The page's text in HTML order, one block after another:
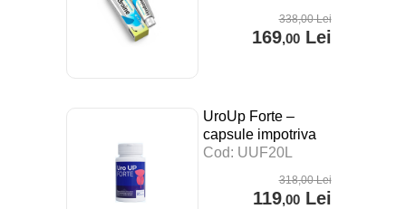
338,00Lei
169,00Lei
UroUp Forte –
capsule impotriva
prostatitei – 20 cps
Cod: UUF20L
318,00Lei
119,00Lei